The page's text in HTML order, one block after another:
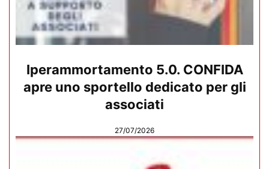
Iperammortamento 5.0. CONFIDA
apre uno sportello dedicato per gli
associati
27/07/2026